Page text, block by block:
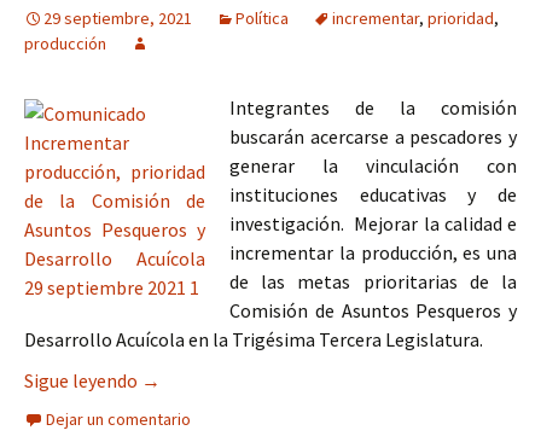
29 septiembre, 2021 Política incrementar, prioridad,
producción
Integrantes de la comisión
buscarán acercarse a pescadores y
generar la vinculación con
instituciones educativas y de
investigación. Mejorar la calidad e
incrementar la producción, es una
de las metas prioritarias de la
Comisión de Asuntos Pesqueros y
Desarrollo Acuícola en la Trigésima Tercera Legislatura.
Sigue leyendo Incrementar producción, prioridad de la
→
Dejar un comentario